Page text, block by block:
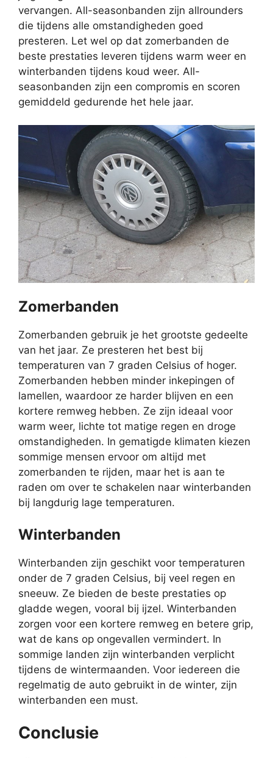
vervangen. All-seasonbanden zijn allrounders
die tijdens alle omstandigheden goed
presteren. Let wel op dat zomerbanden de
beste prestaties leveren tijdens warm weer en
winterbanden tijdens koud weer. All-
seasonbanden zijn een compromis en scoren
gemiddeld gedurende het hele jaar.
Zomerbanden
Zomerbanden gebruik je het grootste gedeelte
van het jaar. Ze presteren het best bij
temperaturen van 7 graden Celsius of hoger.
Zomerbanden hebben minder inkepingen of
lamellen, waardoor ze harder blijven en een
kortere remweg hebben. Ze zijn ideaal voor
warm weer, lichte tot matige regen en droge
omstandigheden. In gematigde klimaten kiezen
sommige mensen ervoor om altijd met
zomerbanden te rijden, maar het is aan te
raden om over te schakelen naar winterbanden
bij langdurig lage temperaturen.
Winterbanden
Winterbanden zijn geschikt voor temperaturen
onder de 7 graden Celsius, bij veel regen en
sneeuw. Ze bieden de beste prestaties op
gladde wegen, vooral bij ijzel. Winterbanden
zorgen voor een kortere remweg en betere grip,
wat de kans op ongevallen vermindert. In
sommige landen zijn winterbanden verplicht
tijdens de wintermaanden. Voor iedereen die
regelmatig de auto gebruikt in de winter, zijn
winterbanden een must.
Conclusie